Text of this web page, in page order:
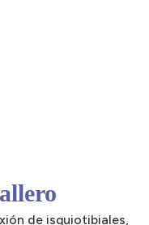
de isquiotibiales,